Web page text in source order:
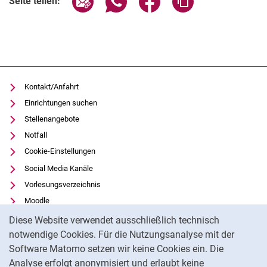
Diese Website verwendet ausschließlich technisch
notwendige Cookies. Für die Nutzungsanalyse mit der
Software Matomo setzen wir keine Cookies ein. Die
Analyse erfolgt anonymisiert und erlaubt keine
Kontakt/Anfahrt
Einrichtungen suchen
Stellenangebote
Notfall
Cookie-Einstellungen
Social Media Kanäle
Vorlesungsverzeichnis
Moodle
Panopto
Universitätsbibliothek
Datenschutz